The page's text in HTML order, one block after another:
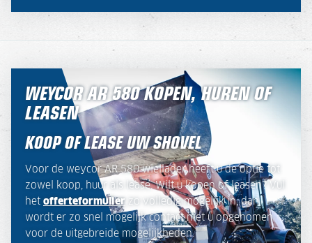
WEYCOR AR 580 KOPEN, HUREN OF
LEASEN
KOOP OF LEASE UW SHOVEL
Voor de weycor AR 580 wiellader heeft u de optie tot
zowel koop, huur als lease. Wilt u kopen of leasen? Vul
het offerteformulier zo volledig mogelijk in, dan
wordt er zo snel mogelijk contact met u opgenomen
voor de uitgebreide mogelijkheden.